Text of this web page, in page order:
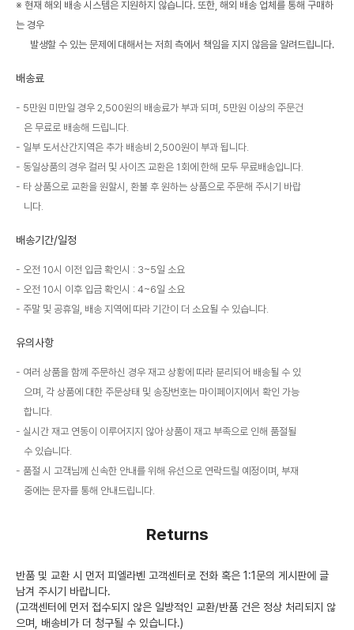
※ 현재 해외 배송 시스템은 지원하지 않습니다. 또한, 해외 배송 업체를 통해 구매하
는 경우
발생할 수 있는 문제에 대해서는 저희 측에서 책임을 지지 않음을 알려드립니다.
배송료
5만원 미만일 경우 2,500원의 배송료가 부과 되며, 5만원 이상의 주문건
은 무료로 배송해 드립니다.
일부 도서산간지역은 추가 배송비 2,500원이 부과 됩니다.
동일상품의 경우 컬러 및 사이즈 교환은 1회에 한해 모두 무료배송입니다.
타 상품으로 교환을 원할시, 환불 후 원하는 상품으로 주문해 주시기 바랍
니다.
배송기간/일정
오전 10시 이전 입금 확인시 : 3~5일 소요
오전 10시 이후 입금 확인시 : 4~6일 소요
주말 및 공휴일, 배송 지역에 따라 기간이 더 소요될 수 있습니다.
유의사항
여러 상품을 함께 주문하신 경우 재고 상황에 따라 분리되어 배송될 수 있
으며, 각 상품에 대한 주문상태 및 송장번호는 마이페이지에서 확인 가능
합니다.
실시간 재고 연동이 이루어지지 않아 상품이 재고 부족으로 인해 품절될
수 있습니다.
품절 시 고객님께 신속한 안내를 위해 유선으로 연락드릴 예정이며, 부재
중에는 문자를 통해 안내드립니다.
Returns
반품 및 교환 시 먼저 피엘라벤 고객센터로 전화 혹은 1:1문의 게시판에 글
남겨 주시기 바랍니다.
(고객센터에 먼저 접수되지 않은 일방적인 교환/반품 건은 정상 처리되지 않
으며, 배송비가 더 청구될 수 있습니다.)